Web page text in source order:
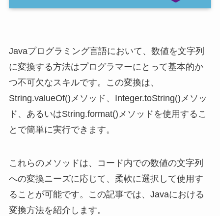
Javaプログラミング言語において、数値を文字列
に変換する方法はプログラマーにとって基本的か
つ不可欠なスキルです。この変換は、
String.valueOf()メソッド、Integer.toString()メソッ
ド、あるいはString.format()メソッドを使用するこ
とで簡単に実行できます。
これらのメソッドは、コード内での数値の文字列
への変換ニーズに応じて、柔軟に選択して使用す
ることが可能です。この記事では、Javaにおける
変換方法を紹介します。